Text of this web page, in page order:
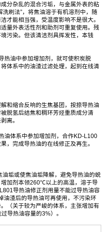
分杂乱的混合污垢，与金属外表的粘
洗刷法”，将焦油溶于有机溶剂中，随
才能相当强，受温度影响不是很大。
量外表活性剂和助剂可重复使用。残
污染。但该清洁剂具挥发性，本钱
热油中参加增加剂，就可使积炭脱
体系中的油渣过滤处理，起到在线清
和缩合反响的生焦基团，按捺导热油
脱氢后结焦和稠环芳烃重质成分清
离。
油体系中参加增加剂，合作KD-L100
，完成导热油的在线修正及再生。
垢或使焦油垢降解，避免导热油的蜕
加剂本领260℃以上的高温，溶于导
导热油修正剂用量不能过导热油容
油渣后的导热油可再使用，不污染环
（关于较为严峻的体系，主张增加有
导热油容量的3%）。